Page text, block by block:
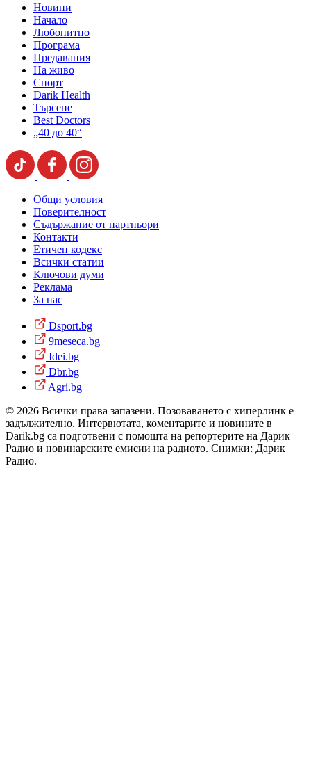
Новини
Начало
Любопитно
Програма
Предавания
На живо
Спорт
Darik Health
Търсене
Best Doctors
„40 до 40“
Общи условия
Поверителност
Съдържание от партньори
Контакти
Етичен кодекс
Всички статии
Ключови думи
Реклама
За нас
Dsport.bg
9meseca.bg
Idei.bg
Dbr.bg
Agri.bg
© 2026 Всички права запазени. Позоваването с хиперлинк е
задължително. Интервютата, коментарите и новините в
Darik.bg са подготвени с помощта на репортерите на Дарик
Радио и новинарските емисии на радиото. Снимки: Дарик
Радио.